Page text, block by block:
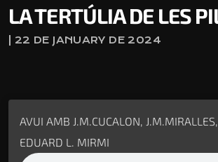
LA TERTÚLIA DE LES
| 22 DE JANUARY DE 2024
AVUI AMB J.M.CUCALON,
EDUARD L. MIRMI